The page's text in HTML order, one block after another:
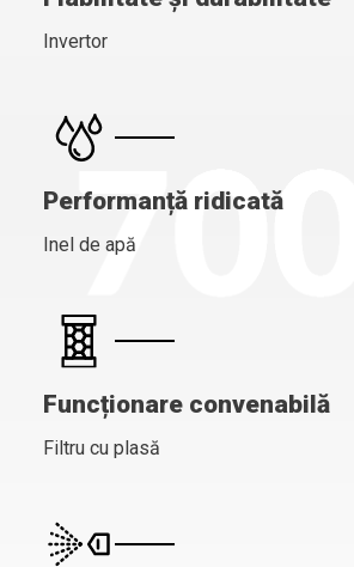
Invertor
Performanță ridicată
Inel de apă
Funcționare convenabilă
Filtru cu plasă